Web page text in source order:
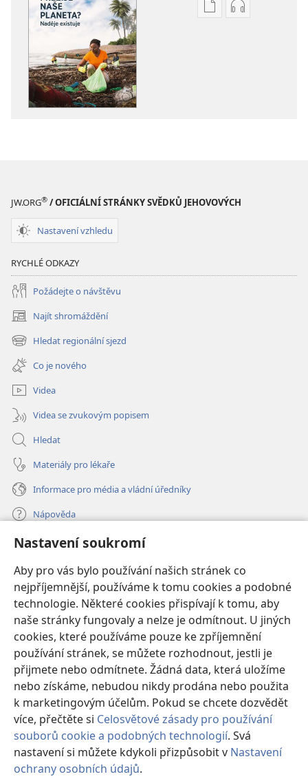
Nastavení soukromí
Aby pro vás bylo používání našich stránek co
nejpříjemnější, používáme k tomu cookies a podobné
technologie. Některé cookies přispívají k tomu, aby
naše stránky fungovaly a nelze je odmítnout. U jiných
cookies, které používáme pouze ke zpříjemnění
používání stránek, se můžete rozhodnout, jestli je
přijmete nebo odmítnete. Žádná data, která uložíme
nebo získáme, nebudou nikdy prodána nebo použita
k marketingovým účelům. Pokud se chcete dozvědět
více, přečtěte si Celosvětové zásady pro používání
souborů cookie a podobných technologií. Svá
nastavení si můžete kdykoli přizpůsobit v Nastavení
ochrany osobních údajů.
FormátyFormáty
JW.ORG® / OFICIÁLNÍ STRÁNKY SVĚDKŮ JEHOVOVÝCH
Nastavení vzhledu
RYCHLÉ ODKAZY
Požádejte o návštěvu
Najít shromáždění
(otevřeno
nové
okno)
Hledat regionální sjezd
(otevřeno
nové
okno)
Co je nového
Videa
Videa se zvukovým popisem
Hledat
Materiály pro lékaře
Informace pro média a vládní úředníky
Nápověda
Dary
nové
okno) ONLINE KNIHOVNA Strážné věže
(otevřeno
nové
okno)JW Hub®
(otevřeno
nové
okno)JW Library
Watchtower Library
Copyright© 2026 Watch Tower Bible and Tract Society of Pennsylvania.
PODMÍNKY POUŽITÍ| OCHRANA SOUKROMÍ
SOUKROMÍ